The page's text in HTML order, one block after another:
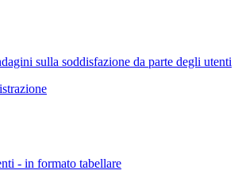
sulla soddisfazione da parte degli utenti
- in formato tabellare